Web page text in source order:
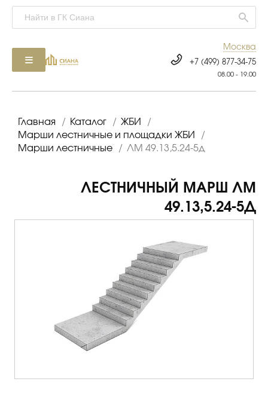
Москва
+7 (499) 877-34-75
08.00 - 19.00
Главная / Каталог / ЖБИ
/
Марши лестничные и площадки ЖБИ
/
Марши лестничные
/ ЛМ 49.13,5.24-5д
ЛЕСТНИЧНЫЙ МАРШ ЛМ
49.13,5.24-5Д